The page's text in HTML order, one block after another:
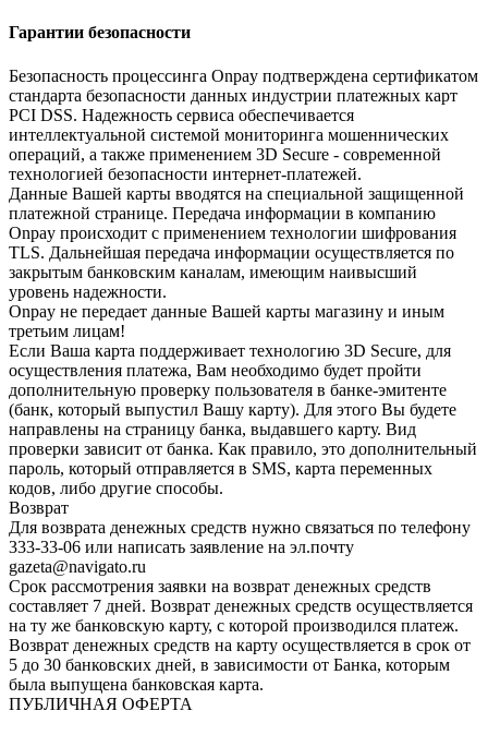
Гарантии безопасности
Безопасность процессинга Onpay подтверждена сертификатом
стандарта безопасности данных индустрии платежных карт
PCI DSS. Надежность сервиса обеспечивается
интеллектуальной системой мониторинга мошеннических
операций, а также применением 3D Secure - современной
технологией безопасности интернет-платежей.
Данные Вашей карты вводятся на специальной защищенной
платежной странице. Передача информации в компанию
Onpay происходит с применением технологии шифрования
TLS. Дальнейшая передача информации осуществляется по
закрытым банковским каналам, имеющим наивысший
уровень надежности.
Onpay не передает данные Вашей карты магазину и иным
третьим лицам!
Если Ваша карта поддерживает технологию 3D Secure, для
осуществления платежа, Вам необходимо будет пройти
дополнительную проверку пользователя в банке-эмитенте
(банк, который выпустил Вашу карту). Для этого Вы будете
направлены на страницу банка, выдавшего карту. Вид
проверки зависит от банка. Как правило, это дополнительный
пароль, который отправляется в SMS, карта переменных
кодов, либо другие способы.
Возврат
Для возврата денежных средств нужно связаться по телефону
333-33-06 или написать заявление на эл.почту
gazeta@navigato.ru
Срок рассмотрения заявки на возврат денежных средств
составляет 7 дней. Возврат денежных средств осуществляется
на ту же банковскую карту, с которой производился платеж.
Возврат денежных средств на карту осуществляется в срок от
5 до 30 банковских дней, в зависимости от Банка, которым
была выпущена банковская карта.
ПУБЛИЧНАЯ ОФЕРТА